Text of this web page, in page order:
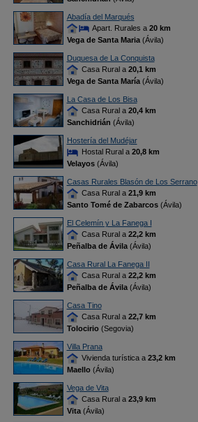
Abadía del Marqués
Apart. Rurales a 20 km
Vega de Santa Maria(Ávila)
Duquesa de La Conquista
Casa Rural a 20,1 km
Vega de Santa María(Ávila)
La Casa de Los Bisa
Casa Rural a 20,4 km
Sanchidrián (Ávila)
Hostería del Mudéjar
Hostal Rural a 20,8 km
Velayos(Ávila)
Casas Rurales Blasón de Los Serrano
Casa Rural a 21,9 km
Santo Tomé de Zabarcos(Ávila)
El Celemín y La Fanega I
Casa Rural a 22,2 km
Peñalba de Ávila(Ávila)
Casa Rural La Fanega II
Casa Rural a 22,2 km
Peñalba de Ávila(Ávila)
Casa Tino
Casa Rural a 22,7 km
Tolocirio(Segovia)
Villa Prana
Vivienda turística a 23,2 km
Maello(Ávila)
Vega de Vita
Casa Rural a 23,9 km
Vita(Ávila)